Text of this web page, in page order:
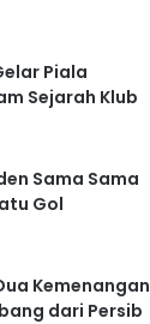
Piala
Sejarah Klub
Sama Sama
Gol
Kemenangan
dari Persib